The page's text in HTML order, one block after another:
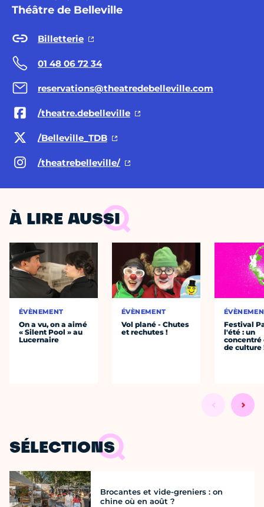
Théâtre de Belleville
Billetterie
01 48 06 72 34
reservations@theatredebelleville.com
/theatre.debelleville
/Belleville_TDB
/theatrebelleville/
À LIRE AUSSI
ÉVÈNEMENT
On a vu, on a aimé
« Silent Pool » au
Lucernaire
ÉVÈNEMENT
Vol plané - Chutes
et rechutes !
Festival
l'été : un
concentré
de culture
SÉLECTIONS
Brocantes et vide-greniers : on
chine où en août ?